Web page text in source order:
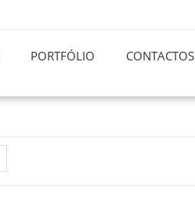
PORTFÓLIO CONTACTOS